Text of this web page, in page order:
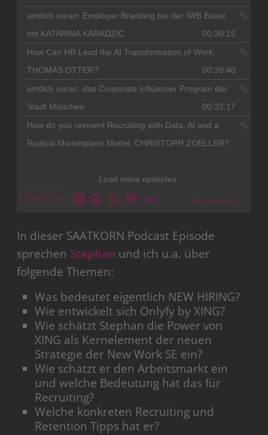
In dieser SAATKORN Podcast Episode
sprechen Stephan und ich u.a. über
folgende Themen:
Was bedeutet eigentlich NEW HIRING?
Wie entwickelt sich Onlyfy by XING?
Wie schätzt Stephan die Power von
XING als Kernelement der neuen
Strategie der New Work SE ein?
Wie schätzt er den Arbeitsmarkt ein
und welche Bedeutung hat das für
Recruiting?
Welche konkreten Recruiting und
Retention Tipps hat er?